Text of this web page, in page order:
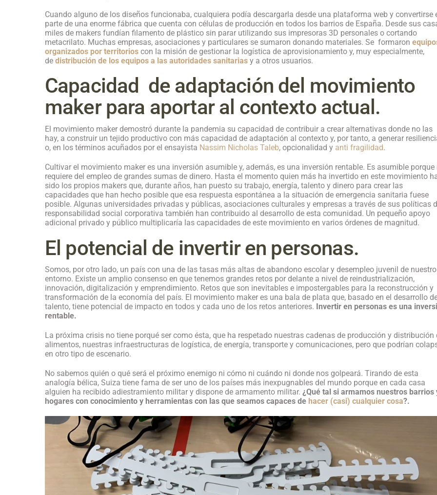
Cuando alguno de los diseños funcionaba, cualquiera podía descargarla desde una plataforma web y convertirse
parte de una enorme fábrica que cuenta con células de producción en todos los barrios de España. Desde sus
miles de makers fundían filamento de plástico sin parar utilizando sus impresoras 3D personales o cortando
metacrilato. Muchas empresas, asociaciones y particulares se sumaron donando materiales. Se formaron
organizados por territorios con la misión de gestionar la logística de aprovisionamiento y, muy especialmente,
de distribución de los equipos a las autoridades sanitarias y a otros usuarios.
Capacidad de adaptación del movimiento
maker para aportar al contexto actual.
El movimiento maker demostró durante la pandemia su capacidad de contribuir a crear alternativas donde no las
hay, a construir un tejido productivo con más capacidad de adaptación al contexto y, por tanto, a generar
o, en los términos acuñados por el ensayista Nassim Nicholas Taleb, opcionalidad y anti fragilidad.
Cultivar el movimiento maker es una inversión asumible y, además, es una inversión rentable. Es asumible porque
requiere del empleo de grandes sumas de dinero. Hasta el momento quien más ha invertido en este movimiento
sido los propios makers que, durante años, han puesto su trabajo, energía, talento y dinero para crear las
capacidades que han hecho posible que esa respuesta espontánea a la situación de emergencia sanitaria fuese
posible. Algunas universidades privadas y públicas, asociaciones culturales y empresas a través de sus políticas
responsabilidad social corporativa también han contribuido al desarrollo de esta comunidad. Un pequeño apoyo
adicional privado y público multiplicaría las capacidades de este movimiento en varios órdenes de magnitud.
El potencial de invertir en personas.
Somos, por otro lado, un país con una de las tasas más altas de abandono escolar y desempleo juvenil de nuestro
entorno. Existe un amplio consenso en que tenemos grandes retos por delante a nivel de reindustrialización,
innovación, digitalización y emprendimiento. Retos que son inevitables e impostergables para la reconstrucción y
transformación de la economía del país. El movimiento maker es una bala de plata que, basado en el desarrollo
talento, tiene potencial de impacto en todos y cada uno de los retos anteriores. Invertir en personas es una
rentable.
La próxima crisis no tiene porqué ser como ésta, que ha respetado nuestras cadenas de producción y distribución
alimentos, nuestras infraestructuras de logística, de energía, transporte y comunicaciones, pero que podrían
en otro tipo de escenario.
No sabemos quién o qué será el próximo enemigo ni cómo ni cuándo ni donde nos golpeará. Tirando de esta
analogía bélica, Suiza tiene fama de ser uno de los países más inexpugnables del mundo porque en cada casa
alguien ha recibido adiestramiento militar y dispone de armamento militar. ¿Qué tal si armamos nuestros barrios
hogares con conocimiento y herramientas con las que seamos capaces de hacer (casi) cualquier cosa?.